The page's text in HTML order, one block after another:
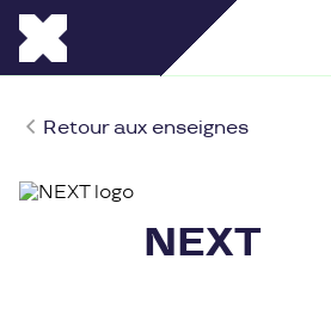
Retour aux enseignes
NEXT